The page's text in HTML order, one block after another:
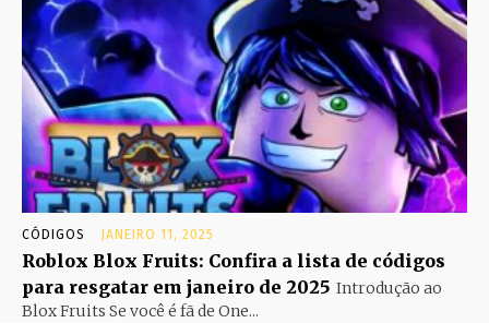
CÓDIGOS JANEIRO 11, 2025
Roblox Blox Fruits: Confira a lista de códigos
para resgatar em janeiro de 2025 Introdução ao
Blox Fruits Se você é fã de One...